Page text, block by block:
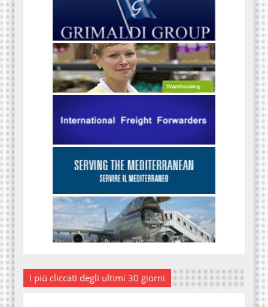
I più cliccati degli ultimi 30 giorni